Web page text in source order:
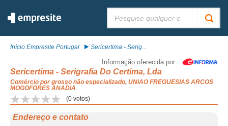
Início Empresite Portugal Sericertima - Serig...
Informação oferecida por
Sericertima - Serigrafia Do Certima, Lda
Comércio por grosso não especializado, UNIAO FREGUESIAS ARCOS
MOGOFORES ANADIA
(0 votos)
Endereço e contato